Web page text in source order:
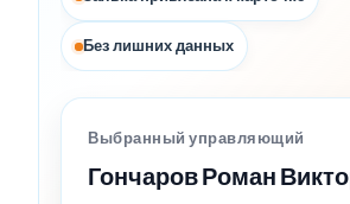
Без лишних данных
Выбранный управляющий
Гончаров Роман